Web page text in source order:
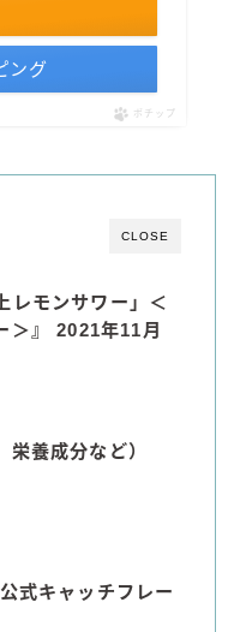
ング
ポチップ
CLOSE
レモンサワー」＜
＞』 2021年11月
栄養成分など）
式キャッチフレー